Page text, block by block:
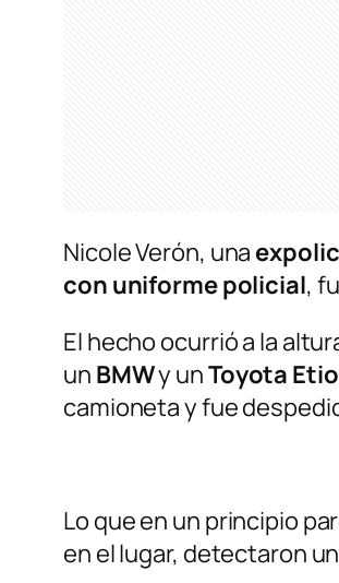
Nicole Verón, una
con uniforme policial,
El hecho ocurrió a la
un BMWy unToyota
camioneta y fue
Lo que en un principio
en el lugar, detectaron